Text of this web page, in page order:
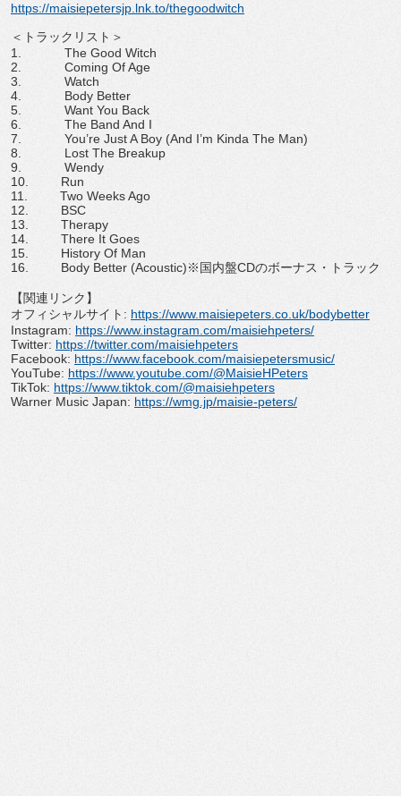
https://maisiepetersjp.lnk.to/thegoodwitch
＜トラックリスト＞
1.
The Good Witch
2.
Coming Of Age
3.
Watch
4.
Body Better
5.
Want You Back
6.
The Band And I
7.
You’re Just A Boy (And I’m Kinda The Man)
8.
Lost The Breakup
9.
Wendy
10.
Run
11.
Two Weeks Ago
12.
BSC
13.
Therapy
14.
There It Goes
15.
History Of Man
16.
Body Better (Acoustic)※国内盤CDのボーナス・ トラック
【関連リンク】
オフィシャルサイト : https://www.maisiepeters.co.uk/bodybetter
Instagram: https://www. instagram.com/maisiehpeters/
Twitter: https://twitter.com/maisiehpeters
Facebook: https://www.facebook.com/maisiepetersmusic/
YouTube: https://www.youtube. com/@MaisieHPeters
TikTok: https://www.tiktok. com/@maisiehpeters
Warner Music Japan: https://wmg.jp/maisie-peters/